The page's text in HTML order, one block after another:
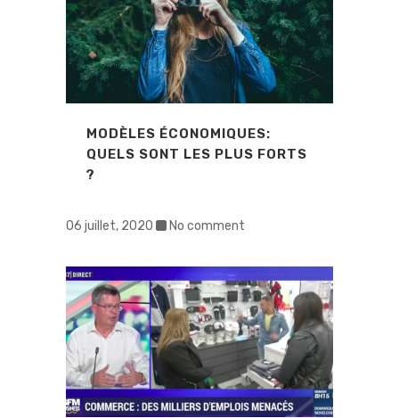
MODÈLES ÉCONOMIQUES:
QUELS SONT LES PLUS FORTS
?
06 juillet, 2020 No comment